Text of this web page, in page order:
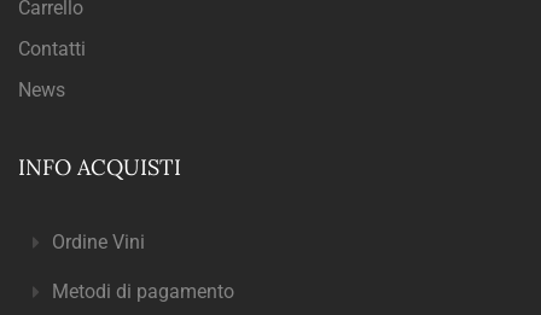
Carrello
Contatti
News
INFO ACQUISTI
Ordine Vini
Metodi di pagamento